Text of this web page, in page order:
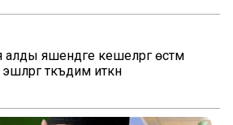
яшендәге кешеләргә өстәмә
тәкъдим иткән